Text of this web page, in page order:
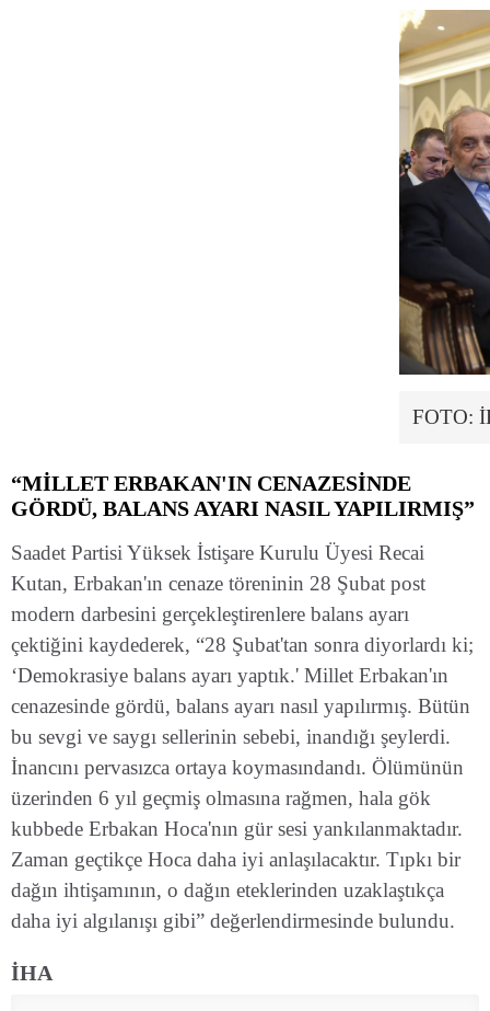
FOTO:
“MİLLET ERBAKAN'IN CENAZESİNDE
GÖRDÜ, BALANS AYARI NASIL YAPILIRMIŞ”
Saadet Partisi Yüksek İstişare Kurulu Üyesi Recai
Kutan, Erbakan'ın cenaze töreninin 28 Şubat post
modern darbesini gerçekleştirenlere balans ayarı
çektiğini kaydederek, “28 Şubat'tan sonra diyorlardı ki;
‘Demokrasiye balans ayarı yaptık.' Millet Erbakan'ın
cenazesinde gördü, balans ayarı nasıl yapılırmış. Bütün
bu sevgi ve saygı sellerinin sebebi, inandığı şeylerdi.
İnancını pervasızca ortaya koymasındandı. Ölümünün
üzerinden 6 yıl geçmiş olmasına rağmen, hala gök
kubbede Erbakan Hoca'nın gür sesi yankılanmaktadır.
Zaman geçtikçe Hoca daha iyi anlaşılacaktır. Tıpkı bir
dağın ihtişamının, o dağın eteklerinden uzaklaştıkça
daha iyi algılanışı gibi” değerlendirmesinde bulundu.
İHA